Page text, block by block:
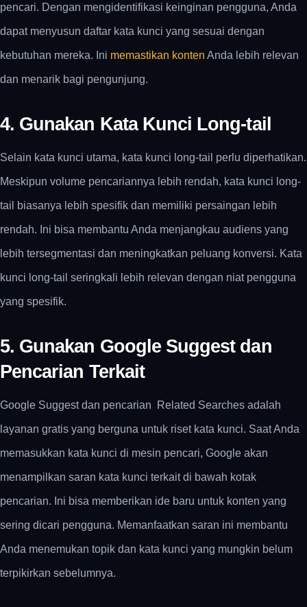
pencari. Dengan mengidentifikasi keinginan pengguna, Anda
dapat menyusun daftar kata kunci yang sesuai dengan
kebutuhan mereka. Ini memastikan konten Anda lebih relevan
dan menarik bagi pengunjung.
4. Gunakan Kata Kunci Long-tail
Selain kata kunci utama, kata kunci long-tail perlu diperhatikan.
Meskipun volume pencariannya lebih rendah, kata kunci long-
tail biasanya lebih spesifik dan memiliki persaingan lebih
rendah. Ini bisa membantu Anda menjangkau audiens yang
lebih tersegmentasi dan meningkatkan peluang konversi. Kata
kunci long-tail seringkali lebih relevan dengan niat pengguna
yang spesifik.
5. Gunakan Google Suggest dan
Pencarian Terkait
Google Suggest dan pencarian Related Searches adalah
layanan gratis yang berguna untuk riset kata kunci. Saat Anda
memasukkan kata kunci di mesin pencari, Google akan
menampilkan saran kata kunci terkait di bawah kotak
pencarian. Ini bisa memberikan ide baru untuk konten yang
sering dicari pengguna. Memanfaatkan saran ini membantu
Anda menemukan topik dan kata kunci yang mungkin belum
terpikirkan sebelumnya.